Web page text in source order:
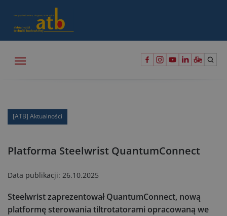
[ATB] Aktualności
Platforma Steelwrist QuantumConnect
Data publikacji: 26.10.2025
Steelwrist zaprezentował QuantumConnect, nową
platformę sterowania tiltrotatorami opracowaną we